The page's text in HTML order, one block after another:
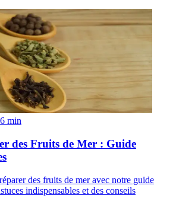
6 min
des Fruits de Mer : Guide
des fruits de mer avec notre guide
indispensables et des conseils